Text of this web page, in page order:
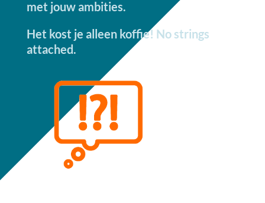
met jouw ambities.
Het kost je alleen koffie! No strings
attached.